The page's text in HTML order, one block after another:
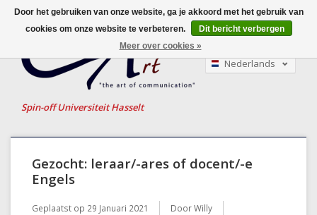
Spin-off Universiteit Hasselt
Nederlands
Gezocht: leraar/-ares of docent/-e
Engels
Geplaatst op 29 Januari 2021 Door Willy
Door het gebruiken van onze website, ga je akkoord met het gebruik van
cookies om onze website te verbeteren.
Dit bericht verbergen
Meer over cookies »